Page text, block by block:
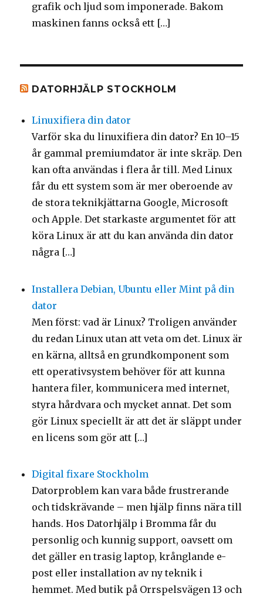
grafik och ljud som imponerade. Bakom
maskinen fanns också ett […]
DATORHJÄLP STOCKHOLM
Linuxifiera din dator
Varför ska du linuxifiera din dator? En 10–15
år gammal premiumdator är inte skräp. Den
kan ofta användas i flera år till. Med Linux
får du ett system som är mer oberoende av
de stora teknikjättarna Google, Microsoft
och Apple. Det starkaste argumentet för att
köra Linux är att du kan använda din dator
några […]
Installera Debian, Ubuntu eller Mint på din
dator
Men först: vad är Linux? Troligen använder
du redan Linux utan att veta om det. Linux är
en kärna, alltså en grundkomponent som
ett operativsystem behöver för att kunna
hantera filer, kommunicera med internet,
styra hårdvara och mycket annat. Det som
gör Linux speciellt är att det är släppt under
en licens som gör att […]
Digital fixare Stockholm
Datorproblem kan vara både frustrerande
och tidskrävande – men hjälp finns nära till
hands. Hos Datorhjälp i Bromma får du
personlig och kunnig support, oavsett om
det gäller en trasig laptop, krånglande e-
post eller installation av ny teknik i
hemmet. Med butik på Orrspelsvägen 13 och